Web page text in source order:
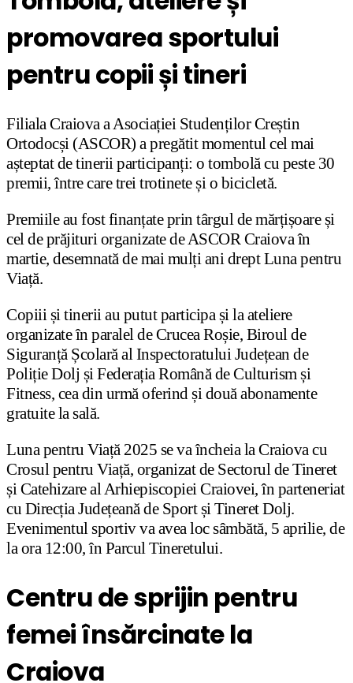
promovarea sportului
pentru copii și tineri
Filiala Craiova a Asociației Studenților Creștin
Ortodocși (ASCOR) a pregătit momentul cel mai
așteptat de tinerii participanți: o tombolă cu peste 30
premii, între care trei trotinete și o bicicletă.
Premiile au fost finanțate prin târgul de mărțișoare și
cel de prăjituri organizate de ASCOR Craiova în
martie, desemnată de mai mulți ani drept Luna pentru
Viață.
Copiii și tinerii au putut participa și la ateliere
organizate în paralel de Crucea Roșie, Biroul de
Siguranță Școlară al Inspectoratului Județean de
Poliție Dolj și Federația Română de Culturism și
Fitness, cea din urmă oferind și două abonamente
gratuite la sală.
Luna pentru Viață 2025 se va încheia la Craiova cu
Crosul pentru Viață, organizat de Sectorul de Tineret
și Catehizare al Arhiepiscopiei Craiovei, în parteneriat
cu Direcția Județeană de Sport și Tineret Dolj.
Evenimentul sportiv va avea loc sâmbătă, 5 aprilie, de
la ora 12:00, în Parcul Tineretului.
Centru de sprijin pentru
femei însărcinate la
Craiova